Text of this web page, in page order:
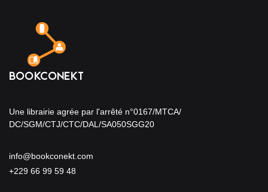
Une librairie agrée par l'arrêté n°0167/MTCA/
DC/SGM/CTJ/CTC/DAL/SA050SGG20
info@bookconekt.com
+229 66 99 59 48